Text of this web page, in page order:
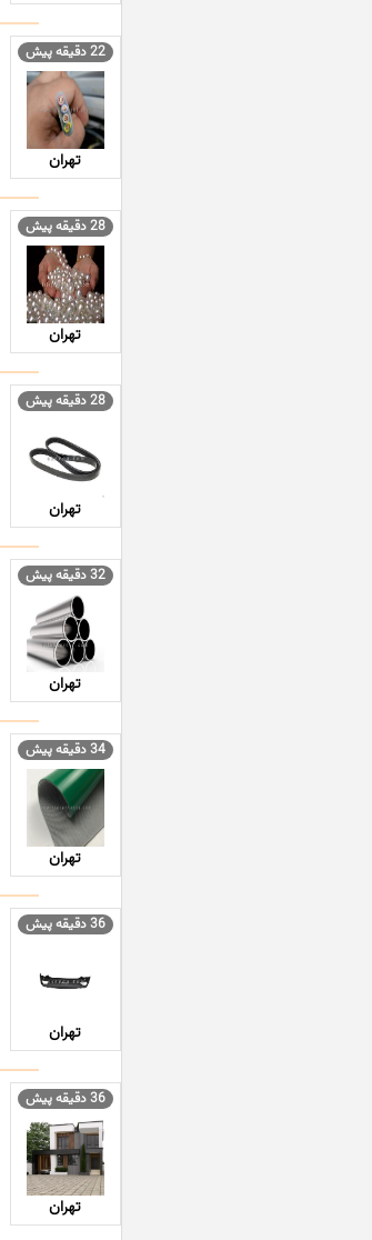
22 دقیقه پیش
تهران
28 دقیقه پیش
تهران
28 دقیقه پیش
تهران
32 دقیقه پیش
تهران
34 دقیقه پیش
تهران
36 دقیقه پیش
تهران
36 دقیقه پیش
تهران